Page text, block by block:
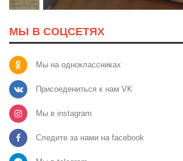
МЫ В СОЦСЕТЯХ
Мы на одноклассниках
Присоедениться к нам VK
Мы в instagram
Следите за нами на facebook